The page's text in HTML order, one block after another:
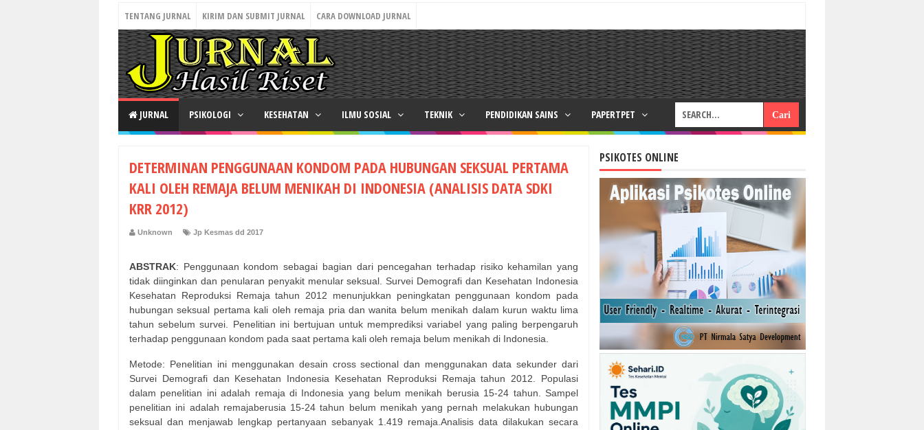
TENTANG JURNAL KIRIM DAN SUBMIT JURNAL CARA DOWNLOAD JURNAL
JURNAL PSIKOLOGI KESEHATAN ILMU SOSIAL TEKNIK PENDIDIKAN SAINS PAPERTPET
DETERMINAN PENGGUNAAN KONDOM PADA HUBUNGAN SEKSUAL PERTAMA
KALI OLEH REMAJA BELUM MENIKAH DI INDONESIA (ANALISIS DATA SDKI
KRR 2012)
Unknown Jp Kesmas dd 2017
ABSTRAK: Penggunaan kondom sebagai bagian dari pencegahan terhadap risiko kehamilan yang
tidak diinginkan dan penularan penyakit menular seksual. Survei Demografi dan Kesehatan Indonesia
Kesehatan Reproduksi Remaja tahun 2012 menunjukkan peningkatan penggunaan kondom pada
hubungan seksual pertama kali oleh remaja pria dan wanita belum menikah dalam kurun waktu lima
tahun sebelum survei. Penelitian ini bertujuan untuk memprediksi variabel yang paling berpengaruh
terhadap penggunaan kondom pada saat pertama kali oleh remaja belum menikah di Indonesia.
Metode: Penelitian ini menggunakan desain cross sectional dan menggunakan data sekunder dari
Survei Demografi dan Kesehatan Indonesia Kesehatan Reproduksi Remaja tahun 2012. Populasi
dalam penelitian ini adalah remaja di Indonesia yang belum menikah berusia 15-24 tahun. Sampel
penelitian ini adalah remajaberusia 15-24 tahun belum menikah yang pernah melakukan hubungan
seksual dan menjawab lengkap pertanyaan sebanyak 1.419 remaja.Analisis data dilakukan secara
PSIKOTES ONLINE